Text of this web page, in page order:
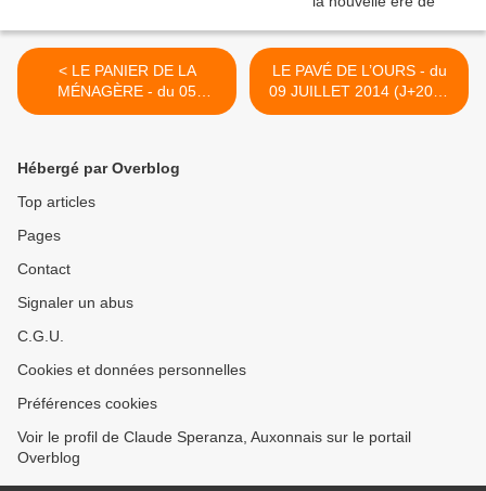
< LE PANIER DE LA
MÉNAGÈRE - du 05
JUILLET 2014 (J+2026
LE PAVÉ DE L’OURS - du
09 JUILLET 2014 (J+2030
après le vote négatif
Hébergé par Overblog
Top articles
Pages
Contact
Signaler un abus
C.G.U.
Cookies et données personnelles
Préférences cookies
Voir le profil de Claude Speranza, Auxonnais sur le portail
Overblog